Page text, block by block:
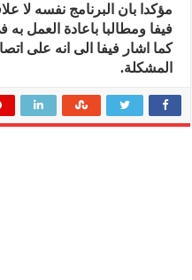
مؤكدا بان البرنامج نفسه لا
فيفا ومطالبا باعادة العمل
كما اشار فيفا الى انه على
المشكلة.